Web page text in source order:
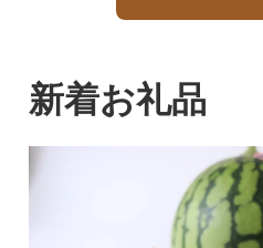
新着お礼品